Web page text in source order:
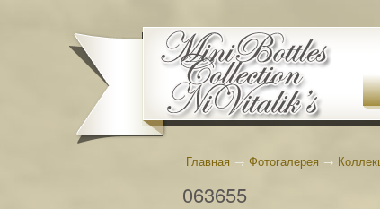
Главная → Фотогалерея →
063655